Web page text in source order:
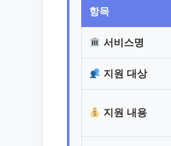
항목
서비스명
지원 대상
지원 내용